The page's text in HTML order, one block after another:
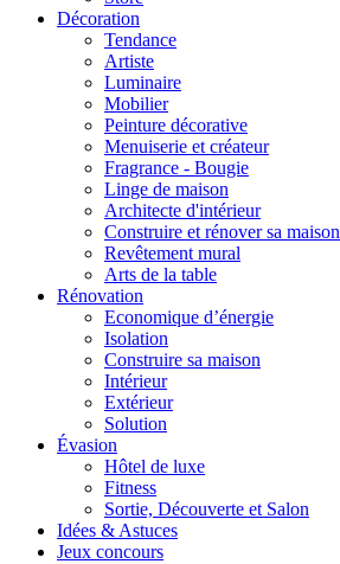
Décoration
Tendance
Artiste
Luminaire
Mobilier
Peinture décorative
Menuiserie et créateur
Fragrance - Bougie
Linge de maison
Architecte d'intérieur
Construire et rénover sa maison
Revêtement mural
Arts de la table
Rénovation
Economique d’énergie
Isolation
Construire sa maison
Intérieur
Extérieur
Solution
Évasion
Hôtel de luxe
Fitness
Sortie, Découverte et Salon
Idées & Astuces
Jeux concours